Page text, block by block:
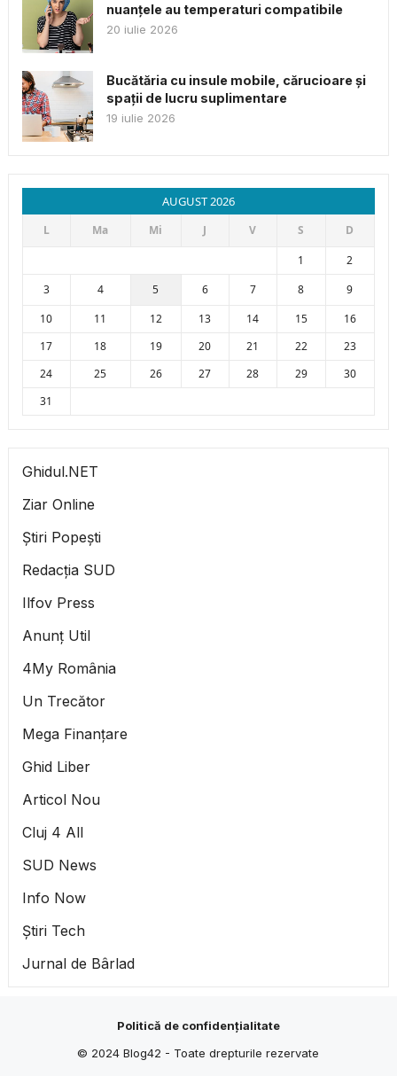
nuanțele au temperaturi compatibile
20 iulie 2026
Bucătăria cu insule mobile, cărucioare și
spații de lucru suplimentare
19 iulie 2026
AUGUST 2026
L Ma Mi J V S
D
1
2
3
4 5 6 7 8
9
10
11 12 13 14 15
16
17
18 19 20 21 22
23
24
25 26 27 28 29
30
31
Ghidul.NET
Ziar Online
Știri Popești
Redacția SUD
Ilfov Press
Anunț Util
4My România
Un Trecător
Mega Finanțare
Ghid Liber
Articol Nou
Cluj 4 All
SUD News
Info Now
Știri Tech
Jurnal de Bârlad
Politică de confidențialitate
© 2024Blog42 - Toate drepturile rezervate